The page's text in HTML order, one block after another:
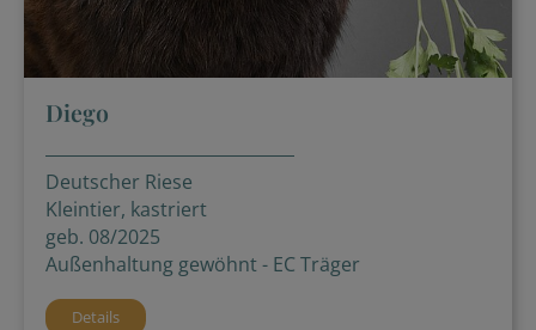
Diego
Deutscher Riese
Kleintier, kastriert
geb. 08/2025
Außenhaltung gewöhnt - EC Träger
Details